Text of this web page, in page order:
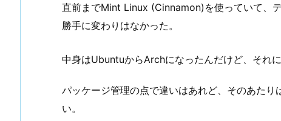
直前までMint Linux (Cinnamon)を使っていて、
勝手に変わりはなかった。
中身はUbuntuからArchになったんだけど、それ
パッケージ管理の点で違いはあれど、そのあた
い。